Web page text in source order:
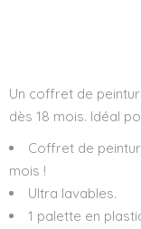
Un coffret de
dès 18 mois. Idéal
Coffret de
mois !
Ultra lavables.
1 palette en